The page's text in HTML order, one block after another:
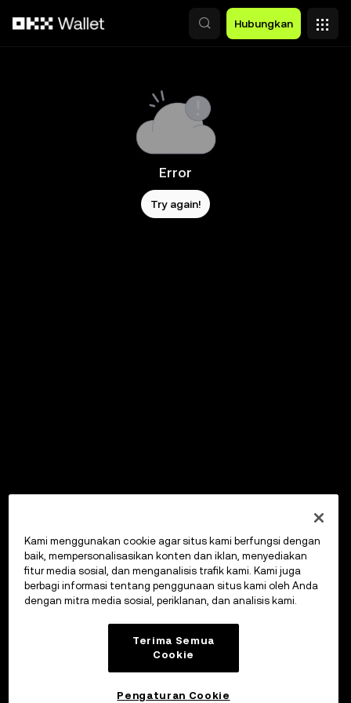
Hubungkan
Error
Try again!
Kami menggunakan cookie agar situs kami berfungsi dengan
baik, mempersonalisasikan konten dan iklan, menyediakan
fitur media sosial, dan menganalisis trafik kami. Kami juga
berbagi informasi tentang penggunaan situs kami oleh Anda
dengan mitra media sosial, periklanan, dan analisis kami.
Terima Semua
Cookie
Pengaturan Cookie